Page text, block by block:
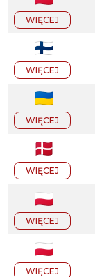
WIĘCEJ
WIĘCEJ
WIĘCEJ
WIĘCEJ
WIĘCEJ
WIĘCEJ